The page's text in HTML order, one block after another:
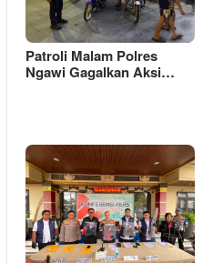
Patroli Malam Polres
Ngawi Gagalkan Aksi…